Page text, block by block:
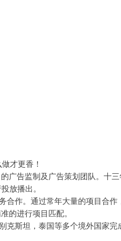
才更香！
广告监制及广告策划团队。十
放播出。
合作。通过常年大量的项目合
的进行项目匹配。
斯坦，泰国等多个境外国家完